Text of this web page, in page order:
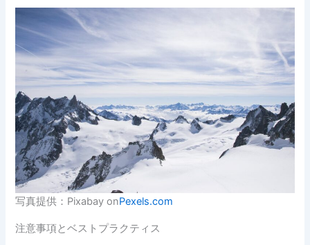
写真提供：Pixabay onPexels.com
注意事項とベストプラクティス